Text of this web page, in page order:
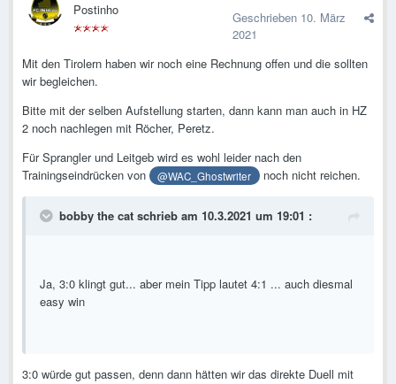
Postinho Geschrieben 10. März
2021
Mit den Tirolern haben wir noch eine Rechnung offen und die sollten
wir begleichen.
Bitte mit der selben Aufstellung starten, dann kann man auch in HZ
2 noch nachlegen mit Röcher, Peretz.
Für Sprangler und Leitgeb wird es wohl leider nach den
Trainingseindrücken von
@WAC_Ghostwriter noch nicht reichen.
bobby the cat schrieb am 10.3.2021 um 19:01 :
Ja, 3:0 klingt gut... aber mein Tipp lautet 4:1 ... auch diesmal
easy win
3:0 würde gut passen, denn dann hätten wir das direkte Duell mit